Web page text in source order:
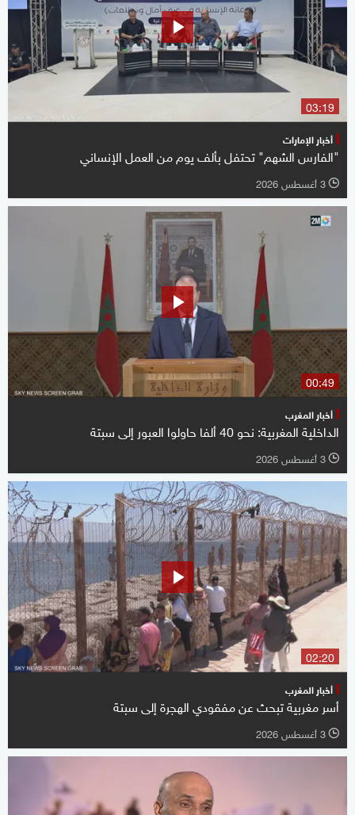
03:19
أخبار الإمارات
"الفارس الشهم" تحتفل بألف يوم من العمل الإنساني
l 3 أغسطس 2026
00:49
أخبار المغرب
الداخلية المغربية: نحو 40 ألفا حاولوا العبور إلى سبتة
l 3 أغسطس 2026
02:20
أخبار المغرب
أسر مغربية تبحث عن مفقودي الهجرة إلى سبتة
l 3 أغسطس 2026